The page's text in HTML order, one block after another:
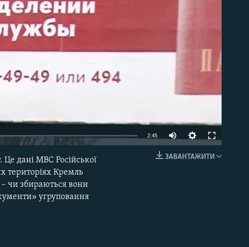
available
2:45
ЗАВАНТАЖИТИ
дані МВС Російської
територіях Кремль
– чи збираються вони
угруповання